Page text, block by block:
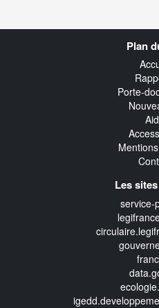
Plan
Porte-
Les
service-